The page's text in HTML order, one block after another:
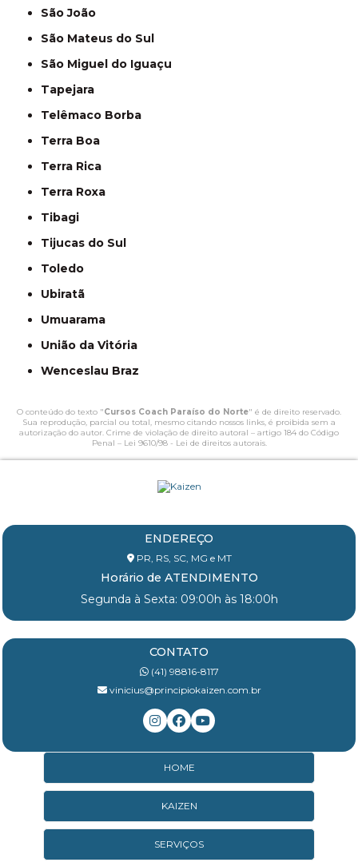
São João
São Mateus do Sul
São Miguel do Iguaçu
Tapejara
Telêmaco Borba
Terra Boa
Terra Rica
Terra Roxa
Tibagi
Tijucas do Sul
Toledo
Ubiratã
Umuarama
União da Vitória
Wenceslau Braz
O conteúdo do texto "Cursos Coach Paraíso do Norte" é de direito reservado.
Sua reprodução, parcial ou total, mesmo citando nossos links, é proibida sem a
autorização do autor. Crime de violação de direito autoral – artigo 184 do Código
Penal – Lei 9610/98 - Lei de direitos autorais.
ENDEREÇO
PR, RS, SC, MG e MT
Horário de ATENDIMENTO
Segunda à Sexta: 09:00h às 18:00h
CONTATO
(41) 98816-8117
vinicius@principiokaizen.com.br
HOME
KAIZEN
SERVIÇOS